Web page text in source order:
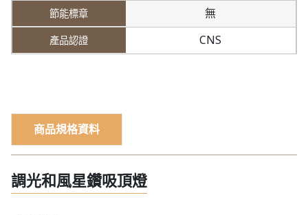
無
CNS
商品規格資料
調光和風星鑽吸頂燈